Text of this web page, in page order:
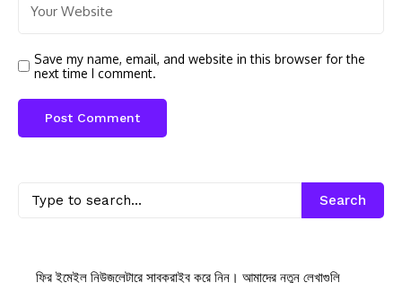
Save my name, email, and website in this browser for the
next time I comment.
Search
ফ্রি ইমেইল নিউজলেটারে সাবক্রাইব করে নিন। আমাদের নতুন লেখাগুলি